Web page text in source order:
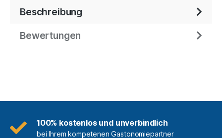
Beschreibung
Bewertungen
100% kostenlos und unverbindlich
bei Ihrem kompetenen Gastonomiepartner